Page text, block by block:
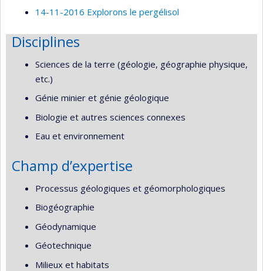
14-11-2016 Explorons le pergélisol
Disciplines
Sciences de la terre (géologie, géographie physique,
etc.)
Génie minier et génie géologique
Biologie et autres sciences connexes
Eau et environnement
Champ d’expertise
Processus géologiques et géomorphologiques
Biogéographie
Géodynamique
Géotechnique
Milieux et habitats